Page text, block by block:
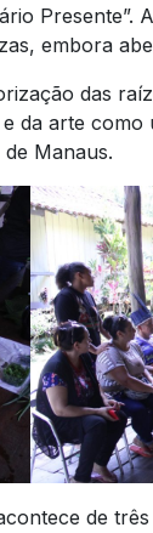
Presente”.
embora
das
da arte
Manaus.
de